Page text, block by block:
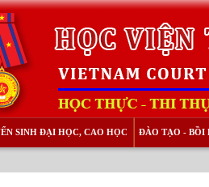
SINH ĐẠI HỌC, CAO HỌC ĐÀO TẠO - BỒI